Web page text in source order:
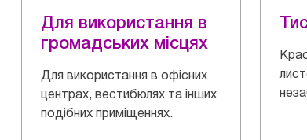
Для використання в
громадських місцях
Для використання в офісних
центрах, вестибюлях та інших
подібних приміщеннях.